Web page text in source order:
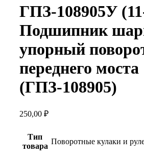
ГПЗ-108905У
Подшипник
упорный
переднего моста
(ГПЗ-108905)
250,00 ₽
Тип
товара
Поворотные кулаки и